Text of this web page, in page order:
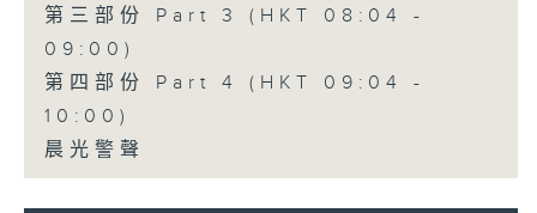
第三部份 Part 3 (HKT 08:04 -
09:00)
第四部份 Part 4 (HKT 09:04 -
10:00)
晨光警聲